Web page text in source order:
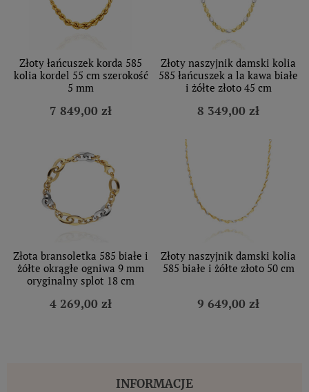
Złoty łańcuszek korda 585
kolia kordel 55 cm szerokość
5 mm
7 849,00 zł
Złoty naszyjnik damski kolia
585 łańcuszek a la kawa białe
i żółte złoto 45 cm
8 349,00 zł
Złota bransoletka 585 białe i
żółte okrągłe ogniwa 9 mm
oryginalny splot 18 cm
4 269,00 zł
Złoty naszyjnik damski kolia
585 białe i żółte złoto 50 cm
9 649,00 zł
INFORMACJE